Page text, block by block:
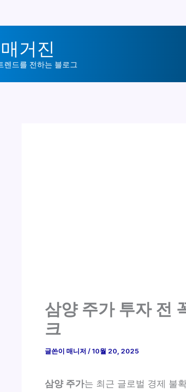
거진
렌드를 전하는 블로그
삼양 주가 투자 전
크
글쓴이 매니저 /10월 20, 2025
삼양 주가는 최근 글로벌 경제 불